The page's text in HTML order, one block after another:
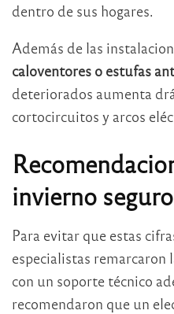
dentro de sus hogares.
Además de las
caloventores o estufas
deteriorados aumenta
cortocircuitos y arcos
invierno seguro
Para evitar que estas
especialistas
con un soporte técnico
recomendaron que un